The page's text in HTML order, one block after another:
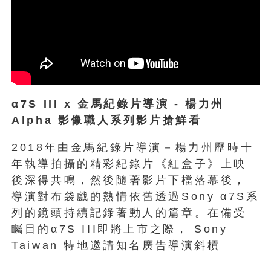
α7S III x金馬紀錄片導演 -楊力州
Alpha 影像職人系列影片搶鮮看
2018年由金馬紀錄片導演－楊力州歷時十
年執導拍攝的精彩紀錄片《紅盒子》上映
後深得共鳴，然後隨著影片下檔落幕後，
導演對布袋戲的熱情依舊透過Sony α7S系
列的鏡頭持續記錄著動人的篇章。在備受
矚目的α7S III即將上市之際， Sony
Taiwan 特地邀請知名廣告導演斜槓